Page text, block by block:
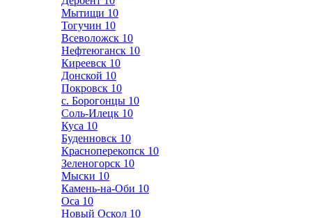
Мытищи 10
Тогучин 10
Всеволожск 10
Нефтеюганск 10
Киреевск 10
Донской 10
Покровск 10
с. Борогонцы 10
Соль-Илецк 10
Куса 10
Буденновск 10
Красноперекопск 10
Зеленогорск 10
Мыски 10
Камень-на-Оби 10
Оса 10
Новый Оскол 10